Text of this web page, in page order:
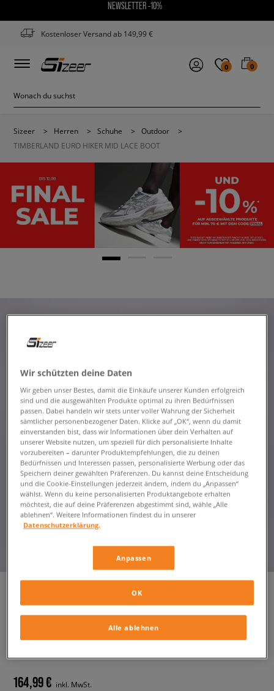
NEWSLETTER -10%
Kostenloser Versand ab 149,99 €
0 0
Sizeer > Herren > Schuhe > Outdoor
>
TIMBERLAND EURO HIKER MID LACE BOOT
TIMBERLAND EURO HIKER
herren, outdoor
164,99 € inkl. MwSt.
Wir schützten deine Daten
Wir geben unser Bestes, damit die Einkäufe unserer Kunden erfolgreich
sind und die ausgewählten Produkte optimal zu ihren Bedürfnissen
passen. Dabei handeln wir stets unter voller Wahrung der Sicherheit
sämtlicher personenbezogener Daten. Klicke auf „OK“, wenn du damit
einverstanden bist, dass wir Informationen über dein Verhalten auf
unserer Website nutzen, um speziell für dich personalisierte Inhalte
vorzubereiten – darunter Produktempfehlungen, die zu deinen
Bedürfnissen und Interessen passen, personalisierte Werbung oder das
Speichern deiner gewählten Präferenzen. Du kannst deine Entscheidung
und die Cookie-Einstellungen jederzeit ändern, indem du „Anpassen“
wählst. Wenn du keine personalisierten Produktangebote erhalten
möchtest, die auf deine Präferenzen abgestimmt sind, wähle „Alle
ablehnen“. Weitere Informationen findest du in unserer
Datenschutzerklärung.
Anpassen
Alle ablehnen
OK